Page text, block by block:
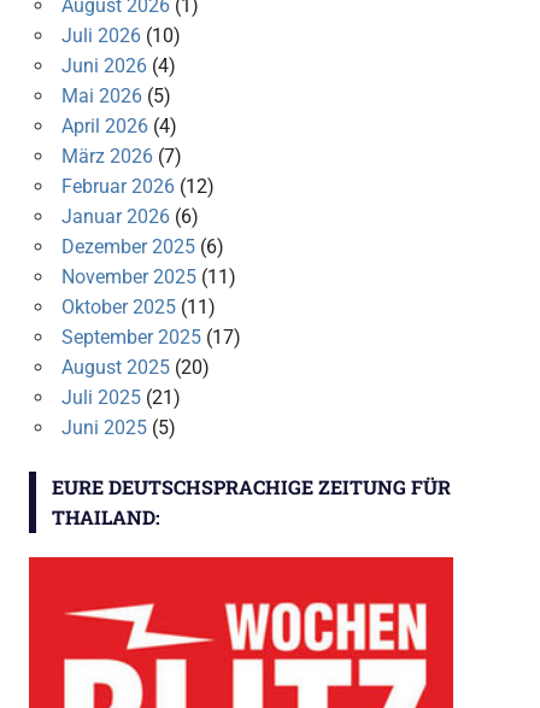
August 2026(1)
Juli 2026(10)
Juni 2026(4)
Mai 2026(5)
April 2026(4)
März 2026(7)
Februar 2026(12)
Januar 2026(6)
Dezember 2025(6)
November 2025(11)
Oktober 2025(11)
September 2025(17)
August 2025(20)
Juli 2025(21)
Juni 2025(5)
EURE DEUTSCHSPRACHIGE ZEITUNG FÜR
THAILAND: